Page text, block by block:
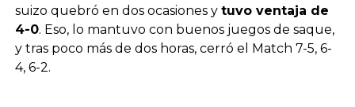
suizo quebró en dos ocasiones y tuvo ventaja de
4-0. Eso, lo mantuvo con buenos juegos de saque,
y tras poco más de dos horas, cerró el Match 7-5, 6-
4, 6-2.